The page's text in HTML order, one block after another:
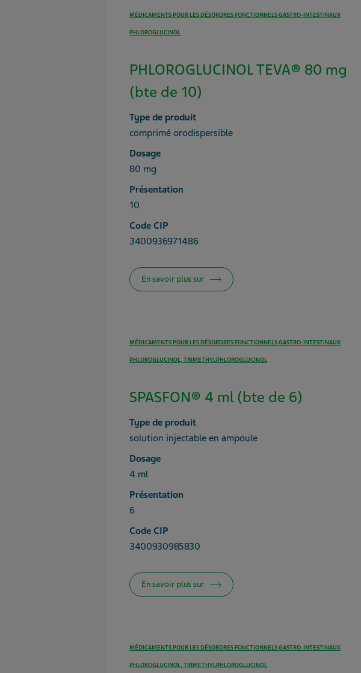
MÉDICAMENTS POUR LES DÉSORDRES FONCTIONNELS GASTRO-INTESTINAUX
PHLOROGLUCINOL
PHLOROGLUCINOL TEVA® 80 mg
(bte de 10)
Type de produit
comprimé orodispersible
Dosage
80 mg
Présentation
10
Code CIP
3400936971486
En savoir plus sur
MÉDICAMENTS POUR LES DÉSORDRES FONCTIONNELS GASTRO-INTESTINAUX
PHLOROGLUCINOL, TRIMETHYLPHLOROGLUCINOL
SPASFON® 4 ml (bte de 6)
Type de produit
solution injectable en ampoule
Dosage
4 ml
Présentation
6
Code CIP
3400930985830
En savoir plus sur
MÉDICAMENTS POUR LES DÉSORDRES FONCTIONNELS GASTRO-INTESTINAUX
PHLOROGLUCINOL, TRIMETHYLPHLOROGLUCINOL